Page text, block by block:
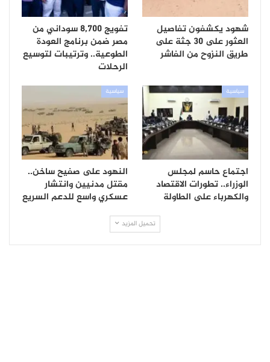
شهود يكشفون تفاصيل
العثور على 30 جثة على
طريق النزوح من الفاشر
تفويج 8,700 سوداني من
مصر ضمن برنامج العودة
الطوعية.. وترتيبات لتوسيع
الرحلات
سياسية
اجتماع حاسم لمجلس
الوزراء.. تطورات الاقتصاد
والكهرباء على الطاولة
سياسية
النهود على صفيح ساخن..
مقتل مدنيين وانتشار
عسكري واسع للدعم السريع
تحميل المزيد